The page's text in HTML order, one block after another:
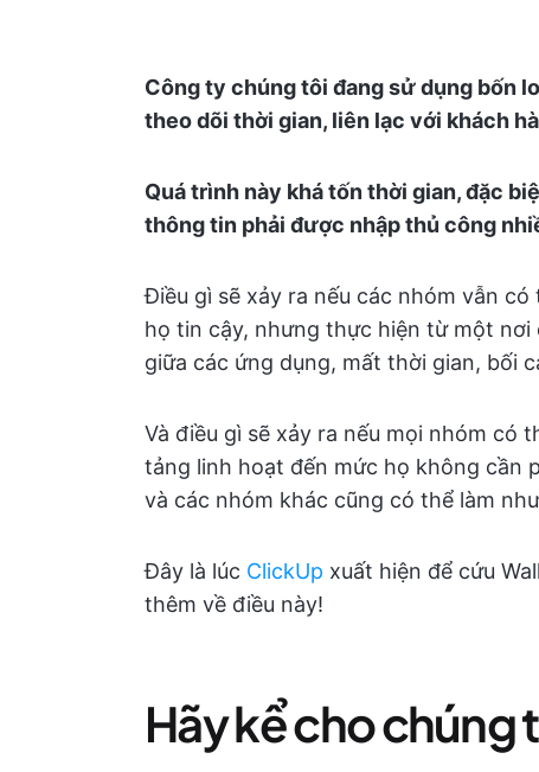
Công ty chúng tôi đang sử dụng bốn
theo dõi thời gian, liên lạc với khách
Quá trình này khá tốn thời gian, đặc
thông tin phải được nhập thủ công
Điều gì sẽ xảy ra nếu các nhóm vẫn
họ tin cậy, nhưng thực hiện từ một
giữa các ứng dụng, mất thời gian, bối
Và điều gì sẽ xảy ra nếu mọi nhóm có
tảng linh hoạt đến mức họ không cần
và các nhóm khác cũng có thể làm
Đây là lúc ClickUp xuất hiện để cứu
thêm về điều này!
Hãy kể cho chúng